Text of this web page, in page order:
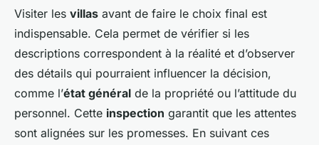
Visiter les villas avant de faire le choix final est
indispensable. Cela permet de vérifier si les
descriptions correspondent à la réalité et d’observer
des détails qui pourraient influencer la décision,
comme l’état général de la propriété ou l’attitude du
personnel. Cette inspection garantit que les attentes
sont alignées sur les promesses. En suivant ces